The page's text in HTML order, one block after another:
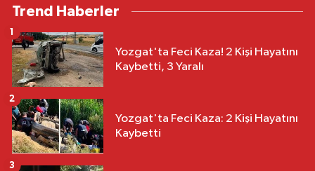
Trend Haberler
Yozgat'ta Feci Kaza! 2 Kişi Hayatını
Kaybetti, 3 Yaralı
1
Yozgat'ta Feci Kaza: 2 Kişi Hayatını
Kaybetti
2
3